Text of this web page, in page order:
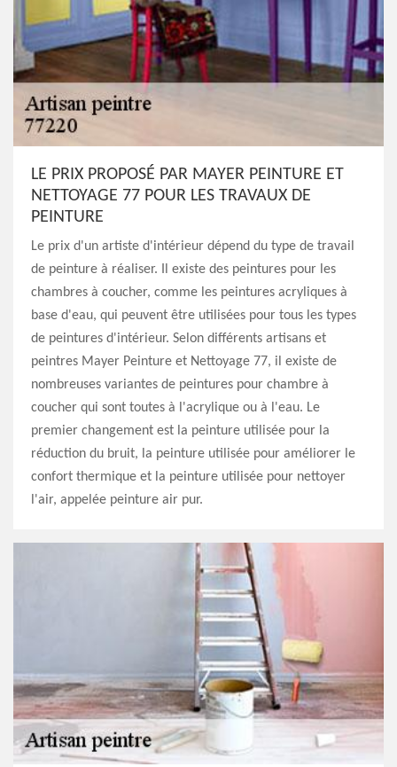
LE PRIX PROPOSÉ PAR MAYER PEINTURE ET
NETTOYAGE 77 POUR LES TRAVAUX DE
PEINTURE
Le prix d'un artiste d'intérieur dépend du type de travail
de peinture à réaliser. Il existe des peintures pour les
chambres à coucher, comme les peintures acryliques à
base d'eau, qui peuvent être utilisées pour tous les types
de peintures d'intérieur. Selon différents artisans et
peintres Mayer Peinture et Nettoyage 77, il existe de
nombreuses variantes de peintures pour chambre à
coucher qui sont toutes à l'acrylique ou à l'eau. Le
premier changement est la peinture utilisée pour la
réduction du bruit, la peinture utilisée pour améliorer le
confort thermique et la peinture utilisée pour nettoyer
l'air, appelée peinture air pur.